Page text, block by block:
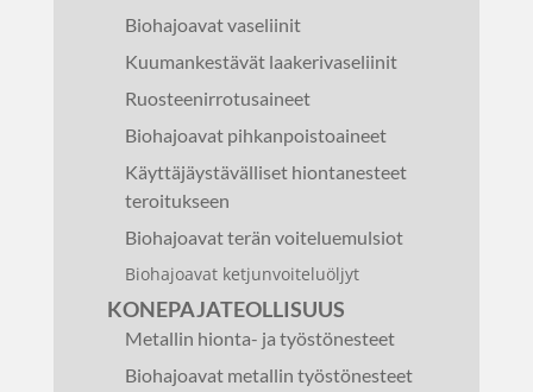
Biohajoavat vaseliinit
Kuumankestävät laakerivaseliinit
Ruosteenirrotusaineet
Biohajoavat pihkanpoistoaineet
Käyttäjäystävälliset hiontanesteet
teroitukseen
Biohajoavat terän voiteluemulsiot
Biohajoavat ketjunvoiteluöljyt
KONEPAJATEOLLISUUS
Metallin hionta- ja työstönesteet
Biohajoavat metallin työstönesteet